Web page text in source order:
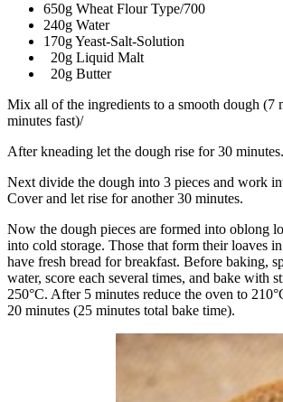
650g Wheat Flour Type/700
240g Water
170g Yeast-Salt-Solution
20g Liquid Malt
20g Butter
Mix all of the ingredients to a smooth dough (7
minutes fast)/
After kneading let the dough rise for 30 minutes.
Next divide the dough into 3 pieces and work
Cover and let rise for another 30 minutes.
Now the dough pieces are formed into oblong
into cold storage. Those that form their loaves
have fresh bread for breakfast. Before baking,
water, score each several times, and bake with
250°C. After 5 minutes reduce the oven to
20 minutes (25 minutes total bake time).